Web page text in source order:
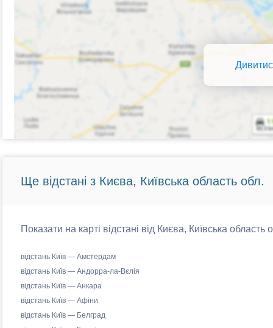
Ще відстані з Києва, Київська область обл.
Показати на карті відстані від Києва, Київська
відстань Київ — Амстердам
відстань Київ — Андорра-ла-Вєлія
відстань Київ — Анкара
відстань Київ — Афіни
відстань Київ — Белград